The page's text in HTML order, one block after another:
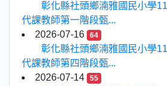
彰化縣社頭鄉湳雅國民小學
代課教師第一階段甄...
2026-07-16
64
彰化縣社頭鄉湳雅國民小學
代課教師第四階段甄...
2026-07-14
55